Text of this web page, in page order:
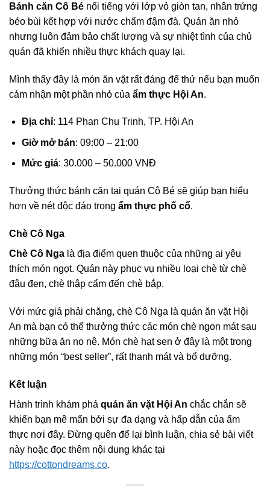
Bánh căn Cô Bé nổi tiếng với lớp vỏ giòn tan, nhân trứng
béo bùi kết hợp với nước chấm đậm đà. Quán ăn nhỏ
nhưng luôn đảm bảo chất lượng và sự nhiệt tình của chủ
quán đã khiến nhiều thực khách quay lại.
Mình thấy đây là món ăn vặt rất đáng để thử nếu bạn muốn
cảm nhận một phần nhỏ của ẩm thực Hội An.
Địa chỉ: 114 Phan Chu Trinh, TP. Hội An
Giờ mở bán: 09:00 – 21:00
Mức giá: 30.000 – 50.000 VNĐ
Thưởng thức bánh căn tại quán Cô Bé sẽ giúp bạn hiểu
hơn về nét độc đáo trong ẩm thực phố cổ.
Chè Cô Nga
Chè Cô Nga là địa điểm quen thuộc của những ai yêu
thích món ngọt. Quán này phục vụ nhiều loại chè từ chè
đậu đen, chè thập cẩm đến chè bắp.
Với mức giá phải chăng, chè Cô Nga là quán ăn vặt Hội
An mà bạn có thể thưởng thức các món chè ngon mát sau
những bữa ăn no nê. Món chè hạt sen ở đây là một trong
những món “best seller”, rất thanh mát và bổ dưỡng.
Kết luận
Hành trình khám phá quán ăn vặt Hội An chắc chắn sẽ
khiến bạn mê mẩn bởi sự đa dạng và hấp dẫn của ẩm
thực nơi đây. Đừng quên để lại bình luận, chia sẻ bài viết
này hoặc đọc thêm nội dung khác tại
https://cottondreams.co.